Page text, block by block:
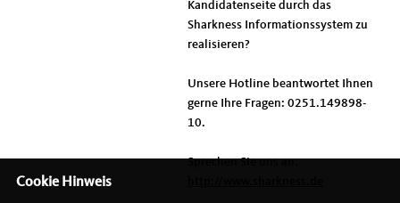
Kandidatenseite durch das
Sharkness Informationssystem zu
realisieren?
Unsere Hotline beantwortet Ihnen
gerne Ihre Fragen: 0251.149898-
10.
Sprechen Sie uns an.
Cookie Hinweis